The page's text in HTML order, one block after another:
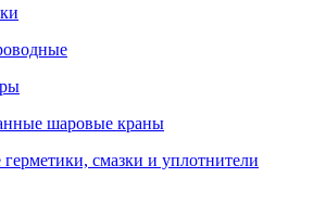
шаровые краны
смазки и уплотнители